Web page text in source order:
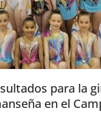
para la
en el